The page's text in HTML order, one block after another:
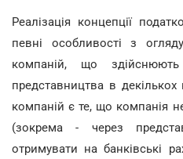
Реалізація концепції
певні особливості з
компаній, що
представництва в декількох
компаній є те, що компанія
(зокрема - через
отримувати на банківські